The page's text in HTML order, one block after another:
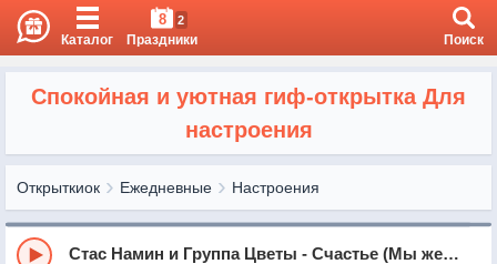
Каталог
8 2
Праздники Поиск
Спокойная и уютная гиф-открытка Для
настроения
Открыткиок Ежедневные Настроения
Стас Намин и Группа Цветы - Счастье (Мы желаем счастья вам)